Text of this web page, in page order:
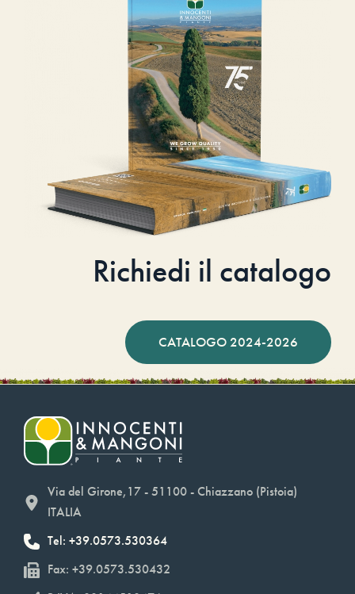
Richiedi il catalogo
CATALOGO 2024-2026
Via del Girone,17 - 51100 - Chiazzano (Pistoia)
ITALIA
Tel: +39.0573.530364
Fax: +39.0573.530432